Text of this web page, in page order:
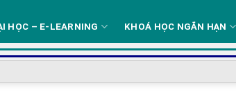
HỌC – E-LEARNING KHOÁ HỌC NGẮN HẠN